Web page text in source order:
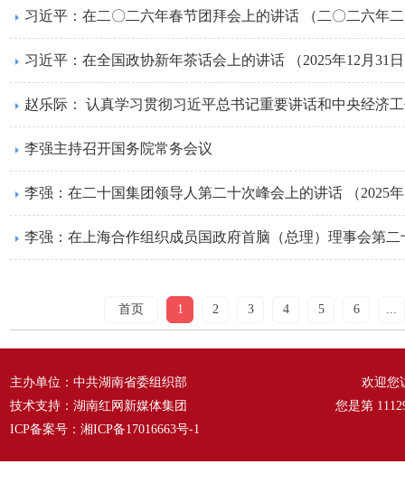
习近平：在二〇二六年春节团拜会上的讲话 （二〇二六年
习近平：在全国政协新年茶话会上的讲话 （2025年12月31
李强主持召开国务院常务会议
李强：在二十国集团领导人第二十次峰会上的讲话 （2025
首页 1 2 3 4 5 6 ...
主办单位：中共湖南省委组织部
技术支持：湖南红网新媒体集团
ICP备案号： 湘ICP备17016663号-1
欢迎您
您是第